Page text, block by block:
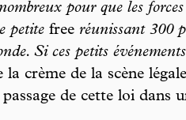
pour que les
petite free réunissant 300
Si ces petits
la crème de la scène
de cette loi dans